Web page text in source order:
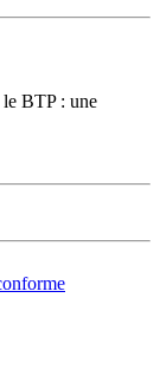
BTP : une